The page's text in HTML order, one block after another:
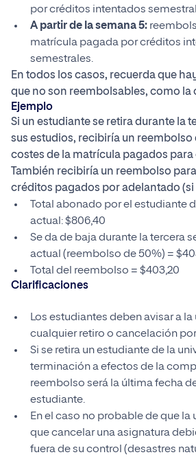
por créditos intentados
A partir de la semana 5:
matrícula pagada por créditos
semestrales.
En todos los casos, recuerda que
que no son reembolsables, como la
Ejemplo
Si un estudiante se retira durante la
sus estudios, recibiría un reembolso
costes de la matrícula pagados
También recibiría un reembolso
créditos pagados por adelantado (si
Total abonado por el estudiante
actual: $806,40
Se da de baja durante la tercera
actual (reembolso de 50%) =
Total del reembolso = $403,20
Clarificaciones
Los estudiantes deben avisar a
cualquier retiro o cancelación
Si se retira un estudiante de la
terminación a efectos de la
reembolso será la última fecha
estudiante.
En el caso no probable de que la
que cancelar una asignatura
fuera de su control (desastres